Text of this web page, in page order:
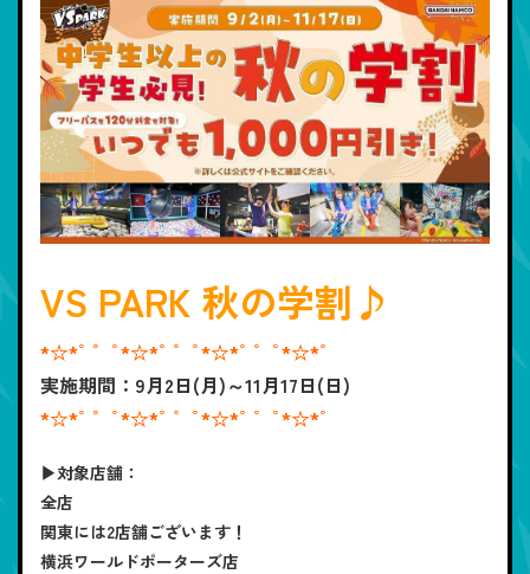
VS PARK 秋の学割♪
*☆*ﾟ ゜ﾟ*☆*ﾟ ゜ﾟ*☆*ﾟ ゜ﾟ*☆*ﾟ
実施期間：9月2日(月)～11月17日(日)
*☆*ﾟ ゜ﾟ*☆*ﾟ ゜ﾟ*☆*ﾟ ゜ﾟ*☆*ﾟ
▶対象店舗：
全店
関東には2店舗ございます！
横浜ワールドポーターズ店